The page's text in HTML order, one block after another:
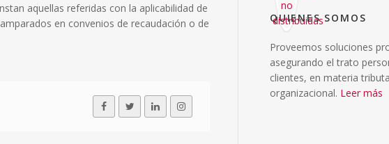
aquellas referidas con la aplicabilidad de
en convenios de recaudación o de
QUIENES SOMOS
Proveemos soluciones
asegurando el trato
clientes, en materia
organizacional. Leer más